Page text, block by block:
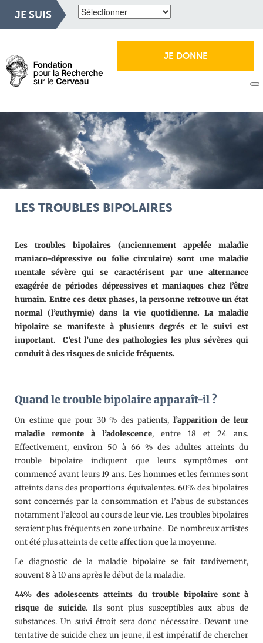
JE SUIS
JE DONNE
LES TROUBLES BIPOLAIRES
Les troubles bipolaires (anciennement appelée maladie
maniaco-dépressive ou folie circulaire) sont une maladie
mentale sévère qui se caractérisent par une alternance
exagérée de périodes dépressives et maniaques chez l’être
humain. Entre ces deux phases, la personne retrouve un état
normal (l’euthymie) dans la vie quotidienne. La maladie
bipolaire se manifeste à plusieurs degrés et le suivi est
important. C’est l’une des pathologies les plus sévères qui
conduit à des risques de suicide fréquents.
Quand le trouble bipolaire apparaît-il ?
On estime que pour 30 % des patients, l’apparition de leur
maladie remonte à l’adolescence, entre 18 et 24 ans.
Effectivement, environ 50 à 66 % des adultes atteints du
trouble bipolaire indiquent que leurs symptômes ont
commencé avant leurs 19 ans. Les hommes et les femmes sont
atteints dans des proportions équivalentes. 60% des bipolaires
sont concernés par la consommation et l’abus de substances
notamment l’alcool au cours de leur vie. Les troubles bipolaires
seraient plus fréquents en zone urbaine. De nombreux artistes
ont été plus atteints de cette affection que la moyenne.
Le diagnostic de la maladie bipolaire se fait tardivement,
souvent 8 à 10 ans après le début de la maladie.
44% des adolescents atteints du trouble bipolaire sont à
risque de suicide. Ils sont plus susceptibles aux abus de
substances. Un suivi étroit sera donc nécessaire. Devant une
tentative de suicide chez un jeune, il est impératif de chercher